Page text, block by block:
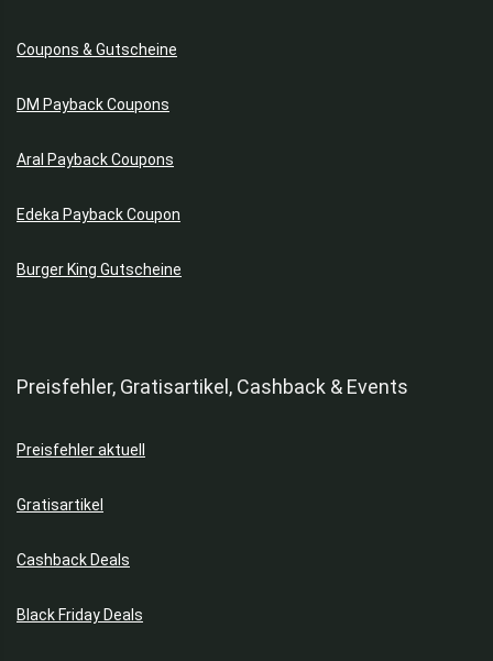
Coupons & Gutscheine
DM Payback Coupons
Aral Payback Coupons
Edeka Payback Coupon
Burger King Gutscheine
Preisfehler, Gratisartikel, Cashback & Events
Preisfehler aktuell
Gratisartikel
Cashback Deals
Black Friday Deals